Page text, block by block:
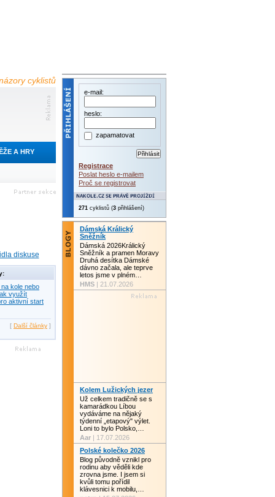
cyklistů
A HRY
diskuse
kole nebo
využít
aktivní start
[ Další články ]
e-mail:
heslo:
zapamatovat
Registrace
Poslat heslo e-mailem
Proč se registrovat
271 cyklistů (3 přihlášení)
Dámská Králický
Sněžník
Dámská 2026Králický
Sněžník a pramen Moravy
Druhá desítka Dámské
dávno začala, ale teprve
letos jsme v plném…
HMS | 21.07.2026
Kolem Lužických jezer
Už celkem tradičně se s
kamarádkou Líbou
vydáváme na nějaký
týdenní „etapový" výlet.
Loni to bylo Polsko,…
Aar | 17.07.2026
Polské kolečko 2026
Blog původně vznikl pro
rodinu aby věděli kde
zrovna jsme. I jsem si
kvůli tomu pořídil
klávesnici k mobilu,…